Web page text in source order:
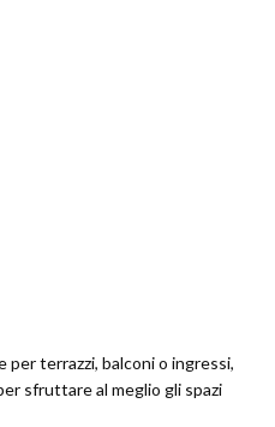
terrazzi, balconi o ingressi,
sfruttare al meglio gli spazi